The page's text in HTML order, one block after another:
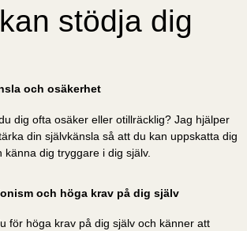
stödja dig
och osäkerhet
dig ofta osäker eller otillräcklig? Jag hjälper
din självkänsla så att du kan uppskatta dig
känna dig tryggare i dig själv.
och höga krav på dig själv
för höga krav på dig själv och känner att